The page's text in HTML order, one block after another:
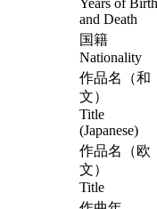
Years of Birth
and Death
国籍
Nationality
作品名（和
文）
Title
(Japanese)
作品名（欧
文）
Title